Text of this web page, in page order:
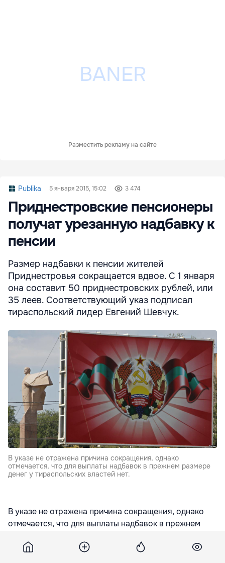
Разместить рекламу на сайте
Publika 5 января 2015, 15:02 3 474
Приднестровские пенсионеры
получат урезанную надбавку к
пенсии
Размер надбавки к пенсии жителей
Приднестровья сокращается вдвое. C 1 января
она составит 50 приднестровских рублей, или
35 леев. Соответствующий указ подписал
тираспольский лидер Евгений Шевчук.
В указе не отражена причина сокращения, однако
отмечается, что для выплаты надбавок в прежнем размере
денег у тираспольских властей нет.
В указе не отражена причина сокращения, однако
отмечается, что для выплаты надбавок в прежнем
Приднестровья на 2015 год предусматривает, что